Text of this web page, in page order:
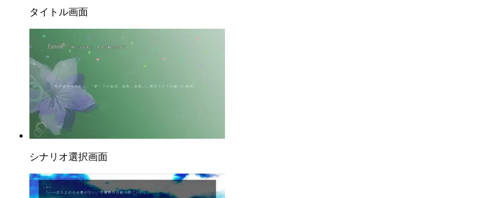
タイトル画面
シナリオ選択画面